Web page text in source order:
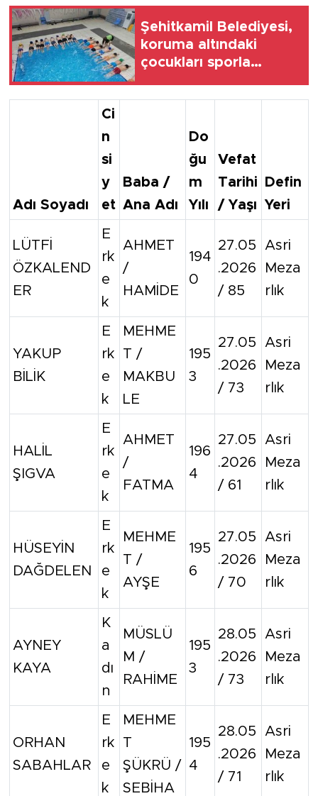
Şehitkamil Belediyesi,
koruma altındaki
çocukları sporla
Adı Soyadı
Ci
n
si
y
et
Baba /
Ana Adı
Do
ğu
m
Yılı
Vefat
Tarihi
/ Yaşı
Defin
Yeri
LÜTFİ
ÖZKALEND
ER
E
rk
e
k
AHMET
/
HAMİDE
194
0
27.05
.2026
/ 85
Asri
Meza
rlık
YAKUP
BİLİK
E
rk
e
k
MEHME
T /
MAKBU
LE
195
3
27.05
.2026
/ 73
Asri
Meza
rlık
HALİL
ŞIGVA
E
rk
e
k
AHMET
/
FATMA
196
4
27.05
.2026
/ 61
Asri
Meza
rlık
HÜSEYİN
DAĞDELEN
E
rk
e
k
MEHME
T /
AYŞE
195
6
27.05
.2026
/ 70
Asri
Meza
rlık
AYNEY
KAYA
K
a
dı
n
MÜSLÜ
M /
RAHİME
195
3
28.05
.2026
/ 73
Asri
Meza
rlık
ORHAN
SABAHLAR
E
rk
e
k
MEHME
T
ŞÜKRÜ /
SEBİHA
195
4
28.05
.2026
/ 71
Asri
Meza
rlık